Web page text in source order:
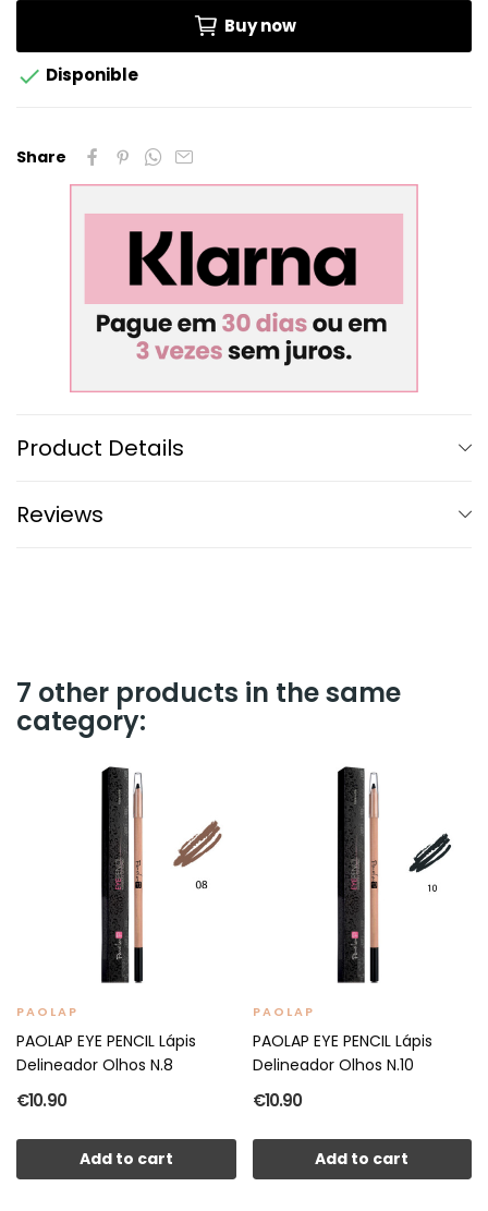
Buy now
 Disponible
Share
Product Details
Reviews
7 other products in the same
category:
PAOLAP
PAOLAP EYE PENCIL Lápis
Delineador Olhos N.8
€10.90
Add to cart
PAOLAP
PAOLAP EYE PENCIL Lápis
Delineador Olhos N.10
€10.90
Add to cart